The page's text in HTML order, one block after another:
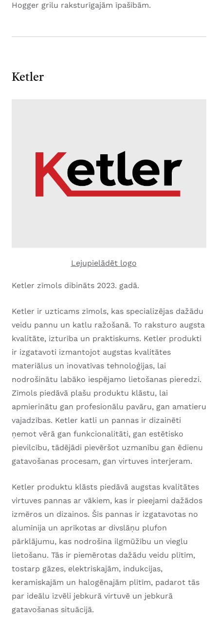
Hogger grilu raksturīgajām īpašībām.
Ketler
Lejupielādēt logo
Ketler zīmols dibināts 2023. gadā.
Ketler ir uzticams zīmols, kas specializējas dažādu
veidu pannu un katlu ražošanā. To raksturo augsta
kvalitāte, izturība un praktiskums. Ketler produkti
ir izgatavoti izmantojot augstas kvalitātes
materiālus un inovatīvas tehnoloģijas, lai
nodrošinātu labāko iespējamo lietošanas pieredzi.
Zīmols piedāvā plašu produktu klāstu, lai
apmierinātu gan profesionālu pavāru, gan amatieru
vajadzības. Ketler katli un pannas ir dizainēti
ņemot vērā gan funkcionalitāti, gan estētisko
pievilcību, tādējādi pievēršot uzmanību gan ēdienu
gatavošanas procesam, gan virtuves interjeram.
Ketler produktu klāsts piedāvā augstas kvalitātes
virtuves pannas ar vākiem, kas ir pieejami dažādos
izmēros un dizainos. Šīs pannas ir izgatavotas no
alumīnija un aprīkotas ar divslāņu plufon
pārklājumu, kas nodrošina ilgmūžību un vieglu
lietošanu. Tās ir piemērotas dažādu veidu plītīm,
tostarp gāzes, elektriskajām, indukcijas,
keramiskajām un halogēnajām plītīm, padarot tās
par ideālu izvēli jebkurā virtuvē un jebkurā
gatavošanas situācijā.